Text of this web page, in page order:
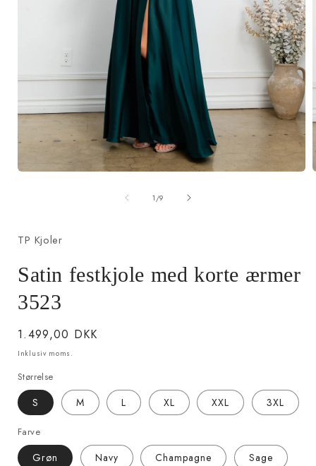
1 /af
9
TP Kjoler
Satin festkjole med korte ærmer
3523
Normalpris
1.499,00 DKK
Inklusiv moms.
Størrelse
S M L XL XXL 3XL
Farve
Grøn Navy Champagne Sage